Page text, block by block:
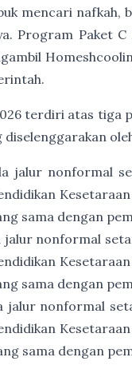
mencari
Program Paket
terdiri atas tiga
jalur nonformal
sama dengan
nonformal
sama dengan
jalur nonformal
sama dengan